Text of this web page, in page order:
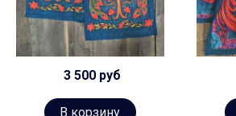
3 500 руб
В корзину